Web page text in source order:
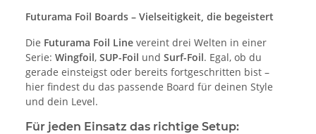
Futurama Foil Boards – Vielseitigkeit, die begeistert
Die Futurama Foil Line vereint drei Welten in einer
Serie: Wingfoil, SUP-Foil und Surf-Foil. Egal, ob du
gerade einsteigst oder bereits fortgeschritten bist –
hier findest du das passende Board für deinen Style
und dein Level.
Für jeden Einsatz das richtige Setup: